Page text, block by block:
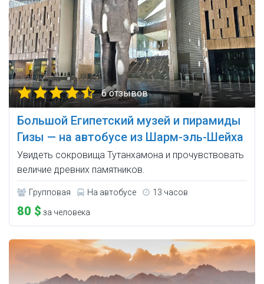
6 отзывов
Большой Египетский музей и пирамиды
Гизы — на автобусе из Шарм-эль-Шейха
Увидеть сокровища Тутанхамона и прочувствовать
величие древних памятников.
Групповая На автобусе 13 часов
80 $ за человека